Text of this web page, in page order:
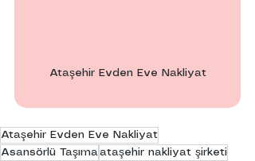
Ataşehir Evden Eve Nakliyat
Ataşehir Evden Eve Nakliyat
Asansörlü Taşımaataşehir nakliyat şirketi